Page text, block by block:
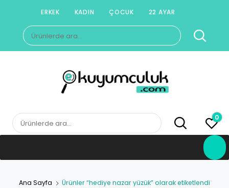
content
ERKEK KADIN ÇOCUK 22 AYAR
Ara:
E-KUYUMCULUK
Herkesin Kuyumcusu
Ara: 0
Ana Sayfa Ürünler “hediye nazar yüzük” olarak etiketlendi